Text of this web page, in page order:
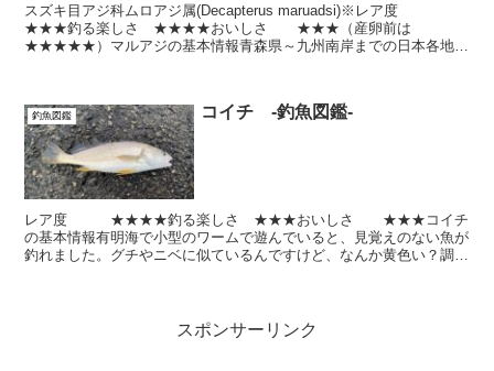
スズキ目アジ科ムロアジ属(Decapterus maruadsi)※レア度
★★★釣る楽しさ ★★★★おいしさ ★★★（産卵前は
★★★★★）マルアジの基本情報青森県～九州南岸までの日本各地沿
釣魚図鑑 コイチ -釣魚図鑑-
レア度 ★★★★釣る楽しさ ★★★おいしさ ★★★コイチ
の基本情報有明海で小型のワームで遊んでいると、見覚えのない魚が
釣れました。グチやニベに似ているんですけど、なんか黄色い？調べ
スポンサーリンク